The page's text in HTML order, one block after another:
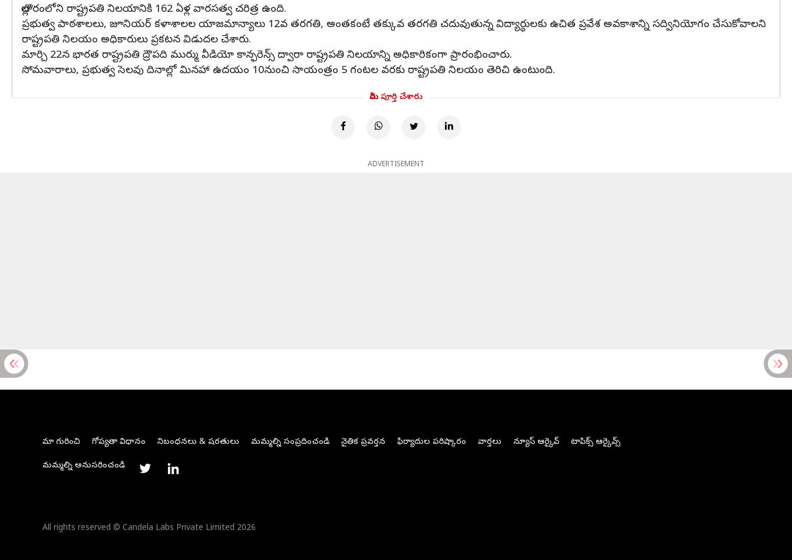
బొల్లారంలోని రాష్ట్రపతి నిలయానికి 162 ఏళ్ల వారసత్వ చరిత్ర ఉంది.
ప్రభుత్వ పాఠశాలలు, జూనియర్ కళాశాలల యాజమాన్యాలు 12వ తరగతి, అంతకంటే తక్కువ తరగతి చదువుతున్న విద్యార్థులకు ఉచిత ప్రవేశ అవకాశాన్ని సద్వినియోగం చేసుకోవాలని
రాష్ట్రపతి నిలయం అధికారులు ప్రకటన విడుదల చేశారు.
మార్చి 22న భారత రాష్ట్రపతి ద్రౌపది ముర్ము వీడియో కాన్ఫరెన్స్ ద్వారా రాష్ట్రపతి నిలయాన్ని అధికారికంగా ప్రారంభించారు.
సోమవారాలు, ప్రభుత్వ సెలవు దినాల్లో మినహా ఉదయం 10నుంచి సాయంత్రం 5 గంటల వరకు రాష్ట్రపతి నిలయం తెరిచి ఉంటుంది.
మీరు పూర్తి చేశారు
ADVERTISEMENT
మా గురించి గోప్యతా విధానం నిబంధనలు & షరతులు మమ్మల్ని సంప్రదించండి నైతిక ప్రవర్తన ఫిర్యాదుల పరిష్కారం వార్తలు న్యూస్ ఆర్కైవ్ టాపిక్స్ ఆర్కైవ్స్
మమ్మల్ని అనుసరించండి
All rights reserved © Candela Labs Private Limited 2026